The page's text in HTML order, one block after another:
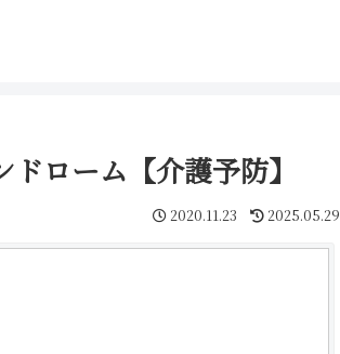
ローム【介護予防】
2020.11.23 2025.05.29